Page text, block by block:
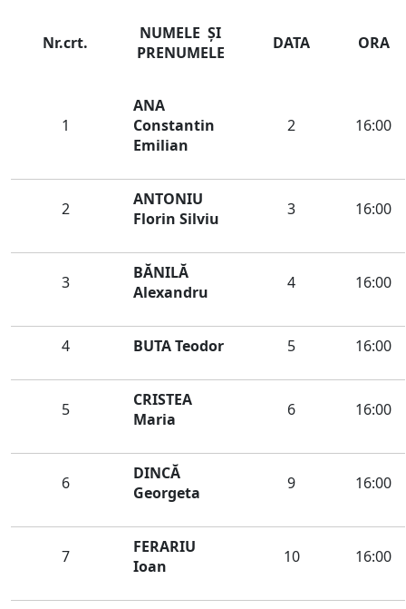
Nr.crt.
NUMELE ŞI
PRENUMELE
DATA ORA
1
ANA
Constantin
Emilian
2 16:00
2
ANTONIU
Florin Silviu
3 16:00
3
BĂNILĂ
Alexandru
4 16:00
4 BUTA Teodor 5 16:00
5
CRISTEA
Maria
6 16:00
6
DINCĂ
Georgeta
9 16:00
7
FERARIU
Ioan
10 16:00